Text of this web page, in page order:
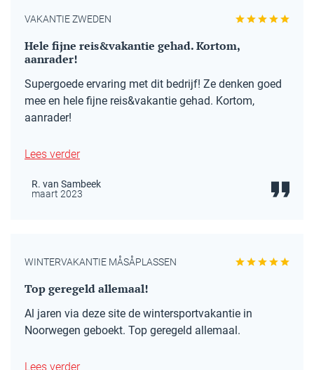
VAKANTIE ZWEDEN
Hele fijne reis&vakantie gehad. Kortom,
aanrader!
Supergoede ervaring met dit bedrijf! Ze denken goed
mee en hele fijne reis&vakantie gehad. Kortom,
aanrader!
Lees verder
R. van Sambeek
maart 2023
WINTERVAKANTIE MÅSÅPLASSEN
Top geregeld allemaal!
Al jaren via deze site de wintersportvakantie in
Noorwegen geboekt. Top geregeld allemaal.
Lees verder